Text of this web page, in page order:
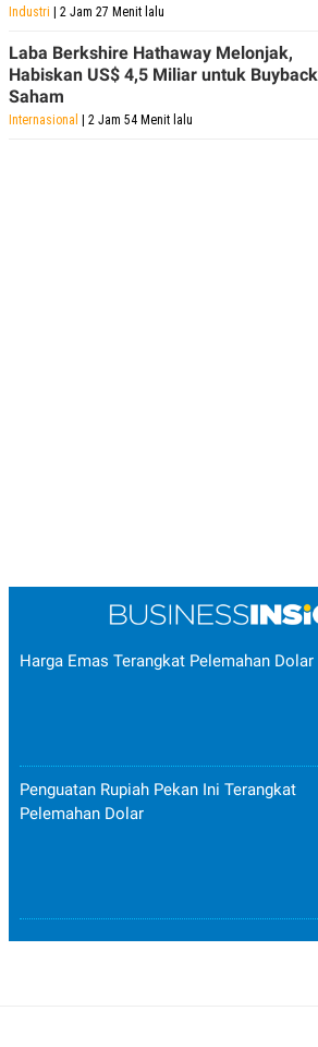
Industri | 2 Jam 27 Menit lalu
Laba Berkshire Hathaway Melonjak,
Habiskan US$ 4,5 Miliar untuk Buyback
Saham
Internasional | 2 Jam 54 Menit lalu
Harga Emas Terangkat Pelemahan Dolar
Penguatan Rupiah Pekan Ini Terangkat
Pelemahan Dolar